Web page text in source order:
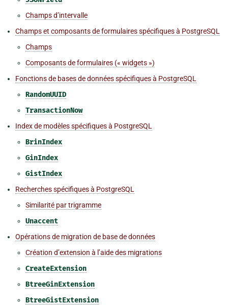
Champs d’intervalle
Champs et composants de formulaires spécifiques à PostgreSQL
Champs
Composants de formulaires (« widgets »)
Fonctions de bases de données spécifiques à PostgreSQL
RandomUUID
TransactionNow
Index de modèles spécifiques à PostgreSQL
BrinIndex
GinIndex
GistIndex
Recherches spécifiques à PostgreSQL
Similarité par trigramme
Unaccent
Opérations de migration de base de données
Création d’extension à l’aide des migrations
CreateExtension
BtreeGinExtension
BtreeGistExtension